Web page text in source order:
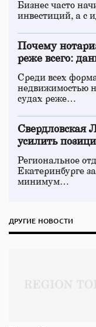
Бизнес часто
инвестиций, а с
Почему
реже всего:
Среди всех
недвижимостью
судах реже…
Свердловская
усилить
Региональное
Екатеринбурге
минимум…
ДРУГИЕ НОВОСТИ